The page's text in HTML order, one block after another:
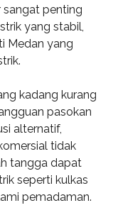
sangat penting
yang stabil,
Medan yang
kadang kurang
pasokan
alternatif,
tidak
tangga dapat
seperti kulkas
pemadaman.